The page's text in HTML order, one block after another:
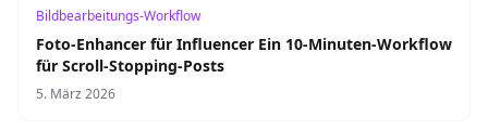
Bildbearbeitungs-Workflow
Foto-Enhancer für Influencer Ein 10-Minuten-Workflow
für Scroll-Stopping-Posts
5. März 2026